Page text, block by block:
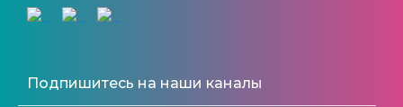
Подпишитесь на наши каналы